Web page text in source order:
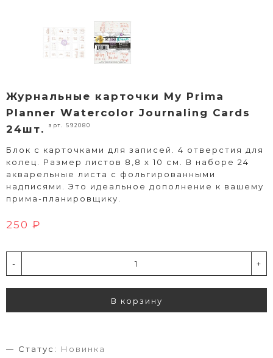
Журнальные карточки My Prima
Planner Watercolor Journaling Cards
24шт.
арт. 592080
Блок с карточками для записей. 4 отверстия для
колец. Размер листов 8,8 х 10 см. В наборе 24
акварельные листа с фольгированными
надписями. Это идеальное дополнение к вашему
прима-планировщику.
250 ₽
- +
В корзину
Статус:
Новинка